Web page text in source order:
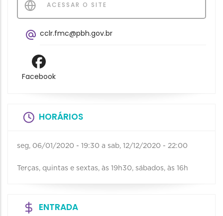
ACESSAR O SITE
cclr.fmc@pbh.gov.br
Facebook
HORÁRIOS
seg, 06/01/2020 - 19:30 a sab, 12/12/2020 - 22:00
Terças, quintas e sextas, às 19h30, sábados, às 16h
ENTRADA